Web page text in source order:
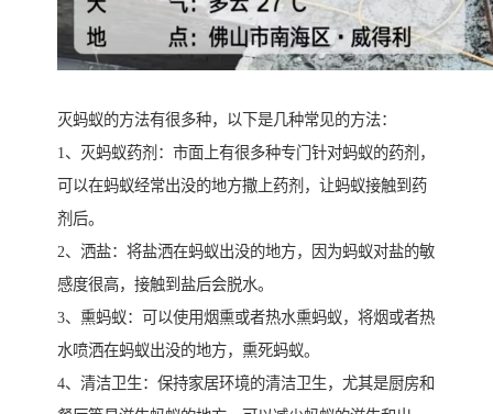
灭蚂蚁的方法有很多种，以下是几种常见的方法：
1、灭蚂蚁药剂：市面上有很多种专门针对蚂蚁的药剂，
可以在蚂蚁经常出没的地方撒上药剂，让蚂蚁接触到药
剂后。
2、洒盐：将盐洒在蚂蚁出没的地方，因为蚂蚁对盐的敏
感度很高，接触到盐后会脱水。
3、熏蚂蚁：可以使用烟熏或者热水熏蚂蚁，将烟或者热
水喷洒在蚂蚁出没的地方，熏死蚂蚁。
4、清洁卫生：保持家居环境的清洁卫生，尤其是厨房和